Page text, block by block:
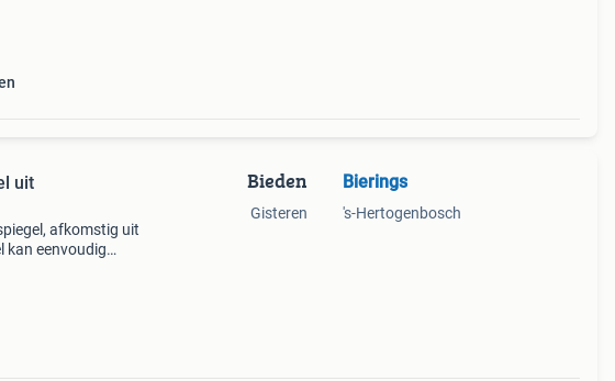
uit
afkomstig uit
kan eenvoudig
Bieden
Gisteren
Bierings
's-Hertogenbosch